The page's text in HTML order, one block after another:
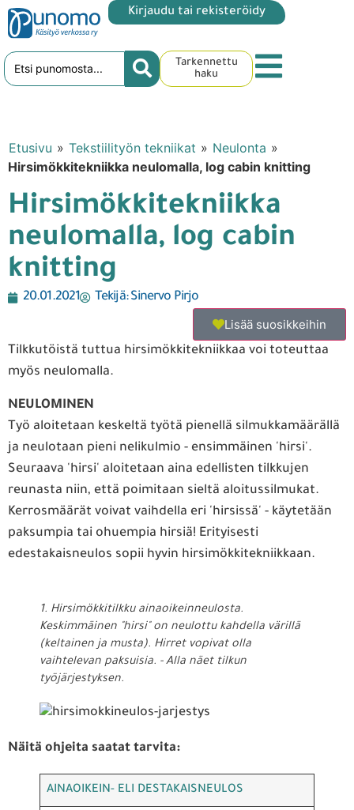
Kirjaudu tai rekisteröidy
Tarkennettu
haku
Etusivu » Tekstiilityön tekniikat » Neulonta »
Hirsimökkitekniikka neulomalla, log cabin knitting
Hirsimökkitekniikka
neulomalla, log cabin
knitting
20.01.2021 Tekijä:Sinervo Pirjo
Lisää suosikkeihin
Tilkkutöistä tuttua hirsimökkitekniikkaa voi toteuttaa
myös neulomalla.
NEULOMINEN
Työ aloitetaan keskeltä työtä pienellä silmukkamäärällä
ja neulotaan pieni nelikulmio - ensimmäinen 'hirsi'.
Seuraava 'hirsi' aloitetaan aina edellisten tilkkujen
reunasta niin, että poimitaan sieltä aloitussilmukat.
Kerrosmäärät voivat vaihdella eri 'hirsissä' - käytetään
paksumpia tai ohuempia hirsiä! Erityisesti
edestakaisneulos sopii hyvin hirsimökkitekniikkaan.
1. Hirsimökkitilkku ainaoikeinneulosta.
Keskimmäinen "hirsi" on neulottu kahdella värillä
(keltainen ja musta). Hirret vopivat olla
vaihtelevan paksuisia. - Alla näet tilkun
työjärjestyksen.
Näitä ohjeita saatat tarvita:
AINAOIKEIN- ELI DESTAKAISNEULOS